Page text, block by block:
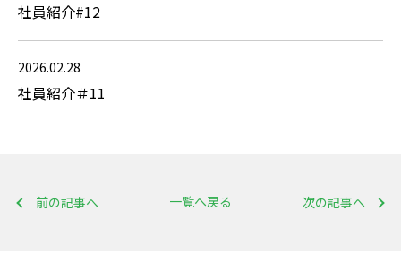
社員紹介#12
2026.02.28
社員紹介＃11
前の記事へ 次の記事へ
一覧へ戻る